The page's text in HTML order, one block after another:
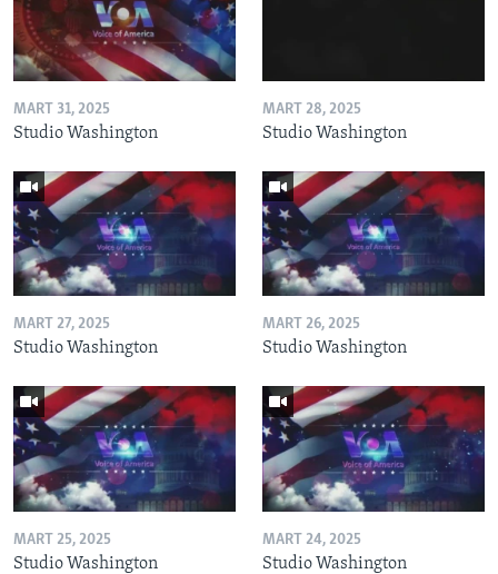
MART 31, 2025
Studio Washington
MART 28, 2025
Studio Washington
MART 27, 2025
Studio Washington
MART 26, 2025
Studio Washington
MART 25, 2025
Studio Washington
MART 24, 2025
Studio Washington